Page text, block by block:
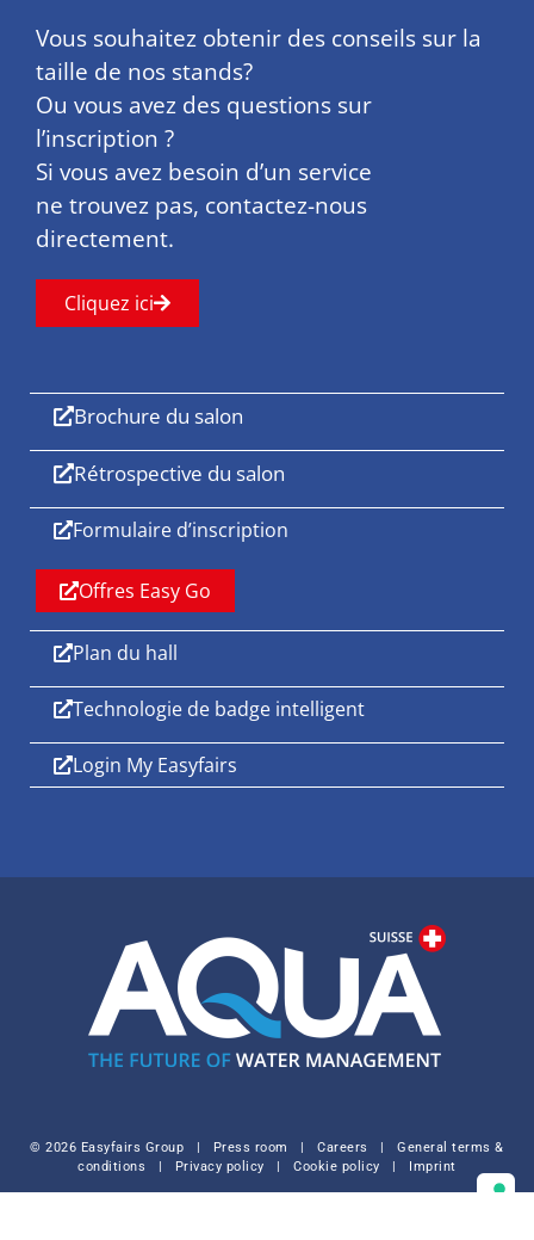
Vous souhaitez obtenir des conseils sur la
taille de nos stands?
Ou vous avez des questions sur
l’inscription ?
Si vous avez besoin d’un service
ne trouvez pas, contactez-nous
directement.
Cliquez ici
Brochure du salon
Rétrospective du salon
Formulaire d’inscription
Offres Easy Go
Plan du hall
Technologie de badge intelligent
Login My Easyfairs
© 2026 Easyfairs Group | Press room |Careers |General terms &
conditions | Privacy policy |Cookie policy | Imprint